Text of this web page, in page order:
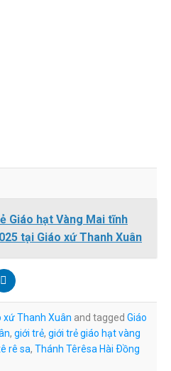
Giáo hạt Vàng Mai tĩnh
tại Giáo xứ Thanh Xuân
xứ Thanh Xuân and tagged Giáo
, giới trẻ, giới trẻ giáo hạt vàng
rê sa, Thánh Têrêsa Hài Ðồng